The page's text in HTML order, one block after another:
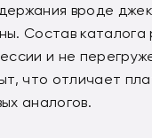
вроде
Состав каталога
и не
что отличает
аналогов.